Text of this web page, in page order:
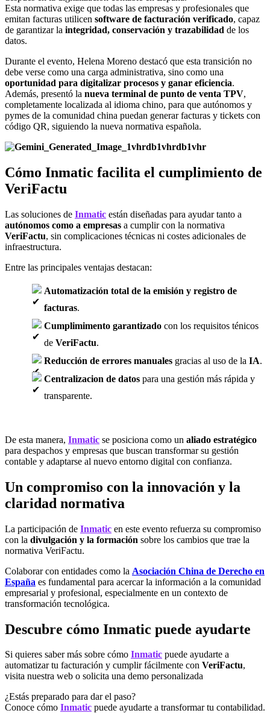
Esta normativa exige que todas las empresas y profesionales que
emitan facturas utilicen software de facturación verificado, capaz
de garantizar la integridad, conservación y trazabilidad de los
datos.
Durante el evento, Helena Moreno destacó que esta transición no
debe verse como una carga administrativa, sino como una
oportunidad para digitalizar procesos y ganar eficiencia.
Además, presentó la nueva terminal de punto de venta TPV,
completamente localizada al idioma chino, para que autónomos y
pymes de la comunidad china puedan generar facturas y tickets con
código QR, siguiendo la nueva normativa española.
Cómo Inmatic facilita el cumplimiento de
VeriFactu
Las soluciones de Inmatic están diseñadas para ayudar tanto a
autónomos como a empresas a cumplir con la normativa
VeriFactu, sin complicaciones técnicas ni costes adicionales de
infraestructura.
Entre las principales ventajas destacan:
Automatización total de la emisión y registro de
facturas.
Cumplimimento garantizado con los requisitos ténicos
de VeriFactu.
Reducción de errores manuales gracias al uso de la IA.
Centralizacion de datos para una gestión más rápida y
transparente.
De esta manera, Inmatic se posiciona como un aliado estratégico
para despachos y empresas que buscan transformar su gestión
contable y adaptarse al nuevo entorno digital con confianza.
Un compromiso con la innovación y la
claridad normativa
La participación de Inmatic en este evento refuerza su compromiso
con la divulgación y la formación sobre los cambios que trae la
normativa VeriFactu.
Colaborar con entidades como la Asociación China de Derecho en
España es fundamental para acercar la información a la comunidad
empresarial y profesional, especialmente en un contexto de
transformación tecnológica.
Descubre cómo Inmatic puede ayudarte
Si quieres saber más sobre cómo Inmatic puede ayudarte a
automatizar tu facturación y cumplir fácilmente con VeriFactu,
visita nuestra web o solicita una demo personalizada
¿Estás preparado para dar el paso?
Conoce cómo Inmatic puede ayudarte a transformar tu contabilidad.